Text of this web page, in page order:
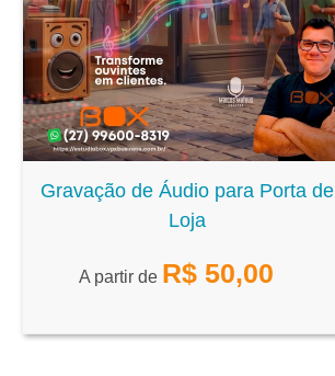
Gravação de Áudio para Porta de
Loja
A partir de R$ 50,00